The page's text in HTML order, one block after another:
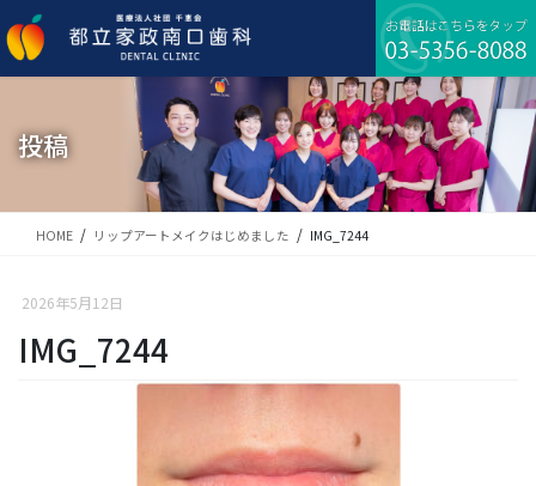
ン
テ
ビ
ゲ
移
投稿
HOME リップアートメイクはじめました IMG_7244
2026年5月12日
IMG_7244